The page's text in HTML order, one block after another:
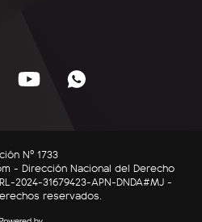
Nº 1733
- Dirección Nacional del Derecho
2024-31679423-APN-DNDA#MJ -
reservados.